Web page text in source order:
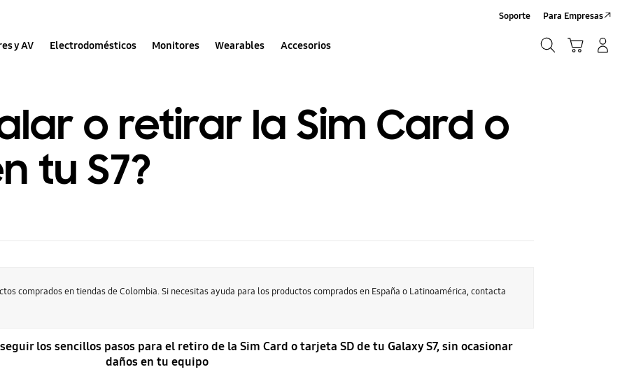
y AV Electrodomésticos Monitores Wearables Accesorios
Soporte Para Empresas
o retirar la Sim Card o
tu S7?
comprados en tiendas de Colombia. Si necesitas ayuda para los productos comprados en España o Latinoamérica, contacta
los sencillos pasos para el retiro de la Sim Card o tarjeta SD de tu Galaxy S7, sin ocasionar
daños en tu equipo